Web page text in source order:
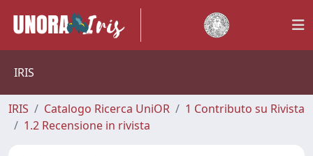
IRIS
IRIS Catalogo Ricerca UniOR
1 Contributo su Rivista
1.2 Recensione in rivista